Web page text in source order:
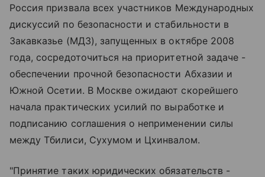
Россия призвала всех участников Международных
дискуссий по безопасности и стабильности в
Закавказье (МДЗ), запущенных в октябре 2008
года, сосредоточиться на приоритетной задаче -
обеспечении прочной безопасности Абхазии и
Южной Осетии. В Москве ожидают скорейшего
начала практических усилий по выработке и
подписанию соглашения о неприменении силы
между Тбилиси, Сухумом и Цхинвалом.
"Принятие таких юридических обязательств -